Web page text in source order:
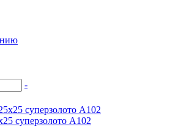
-
суперзолото А102